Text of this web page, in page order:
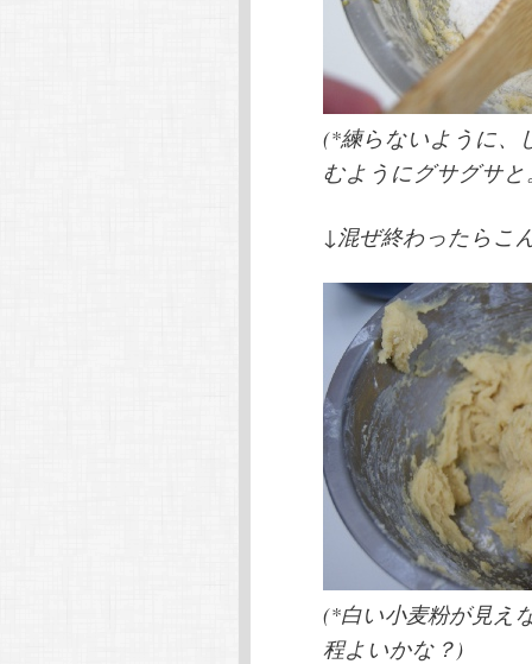
(*練らないように、
むようにグサグサと
↓混ぜ終わったらこ
(*白い小麦粉が見え
程よいかな？)